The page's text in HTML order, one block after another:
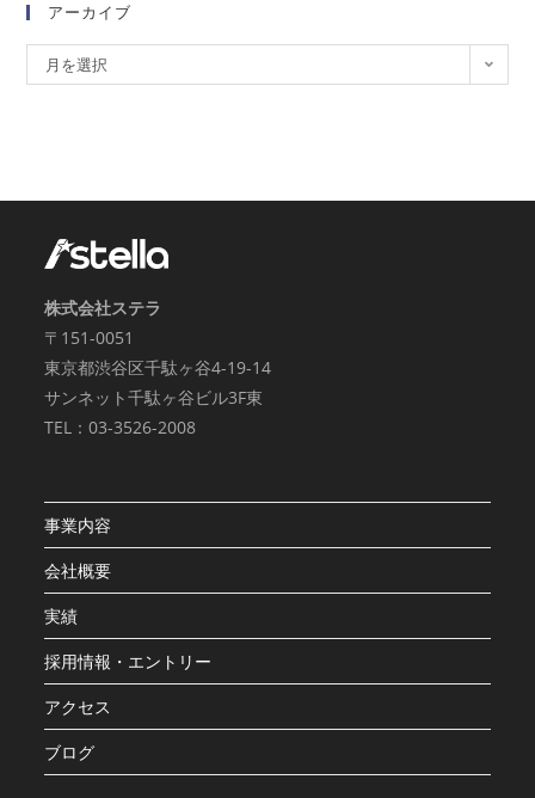
アーカイブ
月を選択
株式会社ステラ
〒151-0051
東京都渋谷区千駄ヶ谷4-19-14
サンネット千駄ヶ谷ビル3F東
TEL：03-3526-2008
事業内容
会社概要
実績
採用情報・エントリー
アクセス
ブログ